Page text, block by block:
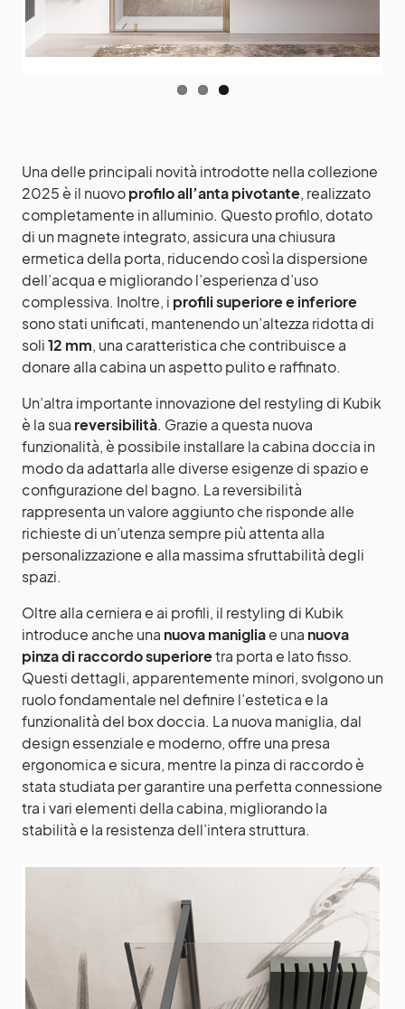
Una delle principali novità introdotte nella collezione
2025 è il nuovo profilo all’anta pivotante
, realizzato
completamente in alluminio. Questo profilo, dotato
di un magnete integrato, assicura una chiusura
ermetica della porta, riducendo così la dispersione
dell’acqua e migliorando l’esperienza d’uso
complessiva. Inoltre, i
profili superiore e inferiore
sono stati unificati, mantenendo un’altezza ridotta di
soli12 mm
, una caratteristica che contribuisce a
donare alla cabina un aspetto pulito e raffinato.
Un’altra importante innovazione del restyling di Kubik
è la sua
reversibilità
. Grazie a questa nuova
funzionalità, è possibile installare la cabina doccia in
modo da adattarla alle diverse esigenze di spazio e
configurazione del bagno. La reversibilità
rappresenta un valore aggiunto che risponde alle
richieste di un’utenza sempre più attenta alla
personalizzazione e alla massima sfruttabilità degli
spazi.
Oltre alla cerniera e ai profili, il restyling di Kubik
introduce anche una
nuova maniglia e una
pinza di raccordo superiore
tra porta e lato fisso.
Questi dettagli, apparentemente minori, svolgono un
ruolo fondamentale nel definire l’estetica e la
funzionalità del box doccia. La nuova maniglia, dal
design essenziale e moderno, offre una presa
ergonomica e sicura, mentre la pinza di raccordo è
stata studiata per garantire una perfetta connessione
tra i vari elementi della cabina, migliorando la
stabilità e la resistenza dell’intera struttura.